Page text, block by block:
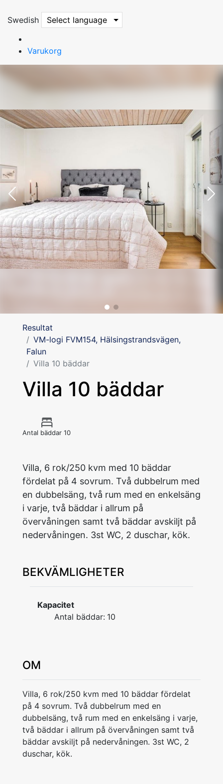
Swedish Select language
Varukorg
Resultat
VM-logi FVM154, Hälsingstrandsvägen,
Falun
Villa 10 bäddar
Villa 10 bäddar
Antal bäddar 10
Villa, 6 rok/250 kvm med 10 bäddar
fördelat på 4 sovrum. Två dubbelrum med
en dubbelsäng, två rum med en enkelsäng
i varje, två bäddar i allrum på
övervåningen samt två bäddar avskiljt på
nedervåningen. 3st WC, 2 duschar, kök.
BEKVÄMLIGHETER
Kapacitet
Antal bäddar: 10
OM
Villa, 6 rok/250 kvm med 10 bäddar fördelat
på 4 sovrum. Två dubbelrum med en
dubbelsäng, två rum med en enkelsäng i varje,
två bäddar i allrum på övervåningen samt två
bäddar avskiljt på nedervåningen. 3st WC, 2
duschar, kök.